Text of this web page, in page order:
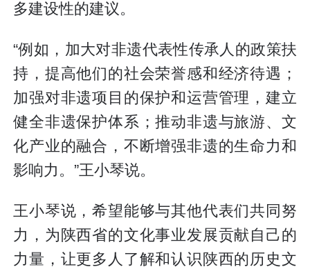
多建设性的建议。
“例如，加大对非遗代表性传承人的政策扶
持，提高他们的社会荣誉感和经济待遇；
加强对非遗项目的保护和运营管理，建立
健全非遗保护体系；推动非遗与旅游、文
化产业的融合，不断增强非遗的生命力和
影响力。”王小琴说。
王小琴说，希望能够与其他代表们共同努
力，为陕西省的文化事业发展贡献自己的
力量，让更多人了解和认识陕西的历史文